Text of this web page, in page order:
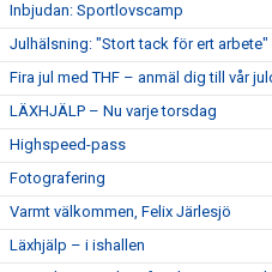
Inbjudan: Sportlovscamp
Julhälsning: "Stort tack för ert arbete"
Fira jul med THF – anmäl dig till vår
LÄXHJÄLP – Nu varje torsdag
Highspeed-pass
Fotografering
Varmt välkommen, Felix Järlesjö
Läxhjälp – i ishallen